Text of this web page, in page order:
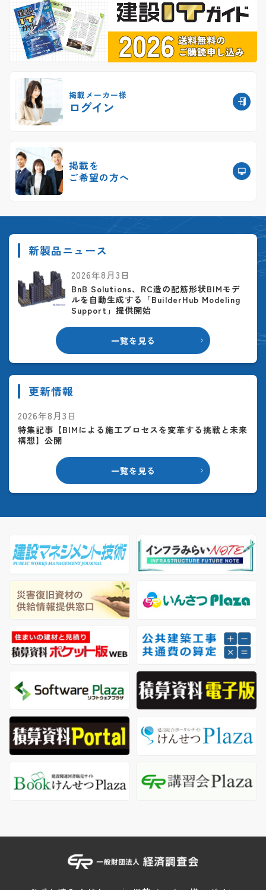
掲載メーカー様
ログイン
掲載を
ご希望の方へ
新製品ニュース
一覧を見る
2026年8月3日
BnB Solutions、RC造の配筋形状BIMモデ
ルを自動生成する「BuilderHub Modeling
Support」提供開始
更新情報
一覧を見る
2026年8月3日
特集記事【BIMによる施工プロセスを変革する挑戦と未来
構想】公開